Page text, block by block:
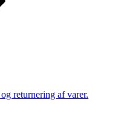
returnering af varer.